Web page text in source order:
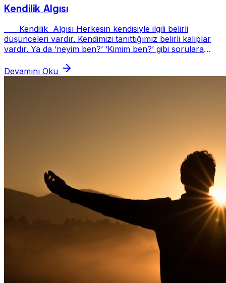
Kendilik Algısı
Kendilik Algısı Herkesin kendisiyle ilgili belirli
düşünceleri vardır. Kendimizi tanıttığımız belirli kalıplar
vardır. Ya da ‘neyim ben?’ ‘Kimim ben?’ gibi sorulara
Devamını Oku